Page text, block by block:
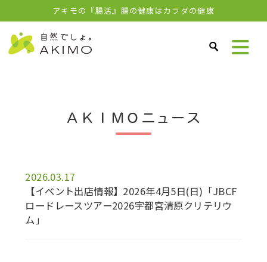
アキモの『腸活』腸の健康はカラダの健康
ＡＫＩＭＯニュース
2026.03.17
【イベント出店情報】2026年4月5日(日)「JBCF
ロードレースツアー2026宇都宮清原クリテリウ
ム」